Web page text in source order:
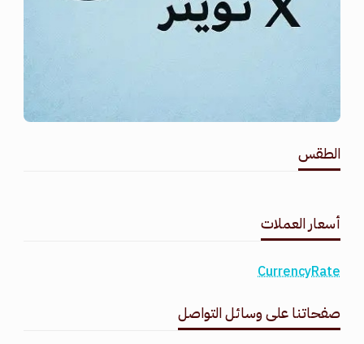
الطقس
أسعار العملات
CurrencyRate
صفحاتنا على وسائل التواصل